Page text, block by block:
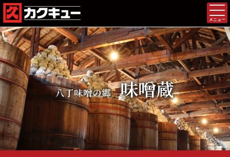
メニュー
八丁味噌の郷味噌蔵